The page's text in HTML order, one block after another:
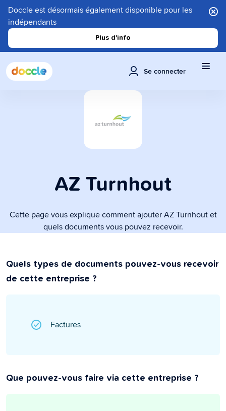
Doccle est désormais également disponible pour les
indépendants
Plus d'info
Se connecter
AZ Turnhout
Cette page vous explique comment ajouter AZ Turnhout et
quels documents vous pouvez recevoir.
Quels types de documents pouvez-vous recevoir
de cette entreprise ?
Factures
Que pouvez-vous faire via cette entreprise ?